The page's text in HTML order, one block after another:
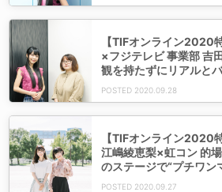
【TIFオンライン2020
×フジテレビ 事業部 吉
観を持たずにリアルと
て楽しみたいと思います
2020.09.28
【TIFオンライン2020
江嶋綾恵梨×虹コン 的
のステージで“プチワン
ってやれたら」
2020.09.27